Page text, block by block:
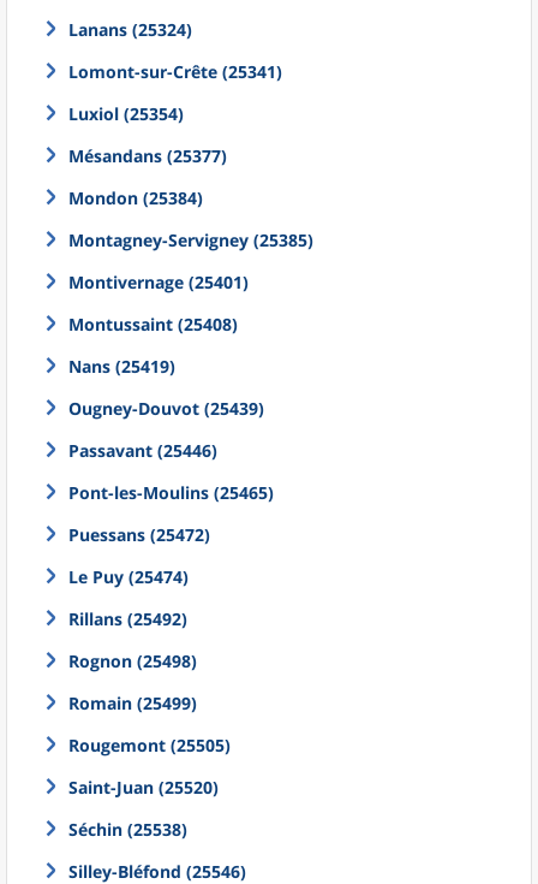
Lanans (25324)
Lomont-sur-Crête (25341)
Luxiol (25354)
Mésandans (25377)
Mondon (25384)
Montagney-Servigney (25385)
Montivernage (25401)
Montussaint (25408)
Nans (25419)
Ougney-Douvot (25439)
Passavant (25446)
Pont-les-Moulins (25465)
Puessans (25472)
Le Puy (25474)
Rillans (25492)
Rognon (25498)
Romain (25499)
Rougemont (25505)
Saint-Juan (25520)
Séchin (25538)
Silley-Bléfond (25546)